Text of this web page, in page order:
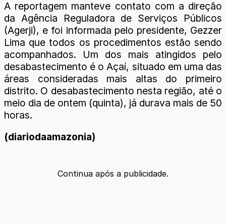
A reportagem manteve contato com a direção
da Agência Reguladora de Serviços Públicos
(Agerji), e foi informada pelo presidente, Gezzer
Lima que todos os procedimentos estão sendo
acompanhados. Um dos mais atingidos pelo
desabastecimento é o Açaí, situado em uma das
áreas consideradas mais altas do primeiro
distrito. O desabastecimento nesta região, até o
meio dia de ontem (quinta), já durava mais de 50
horas.
(diariodaamazonia)
Continua após a publicidade.